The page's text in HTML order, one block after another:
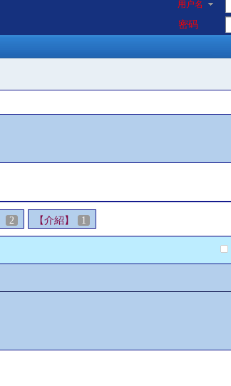
用户名
密码
2 【介紹】 1